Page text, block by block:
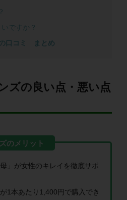
ですか？
の口コミ まとめ
ズの良い点・悪い点
」が女性のキレイを徹底サポ
1本あたり1,400円で購入でき